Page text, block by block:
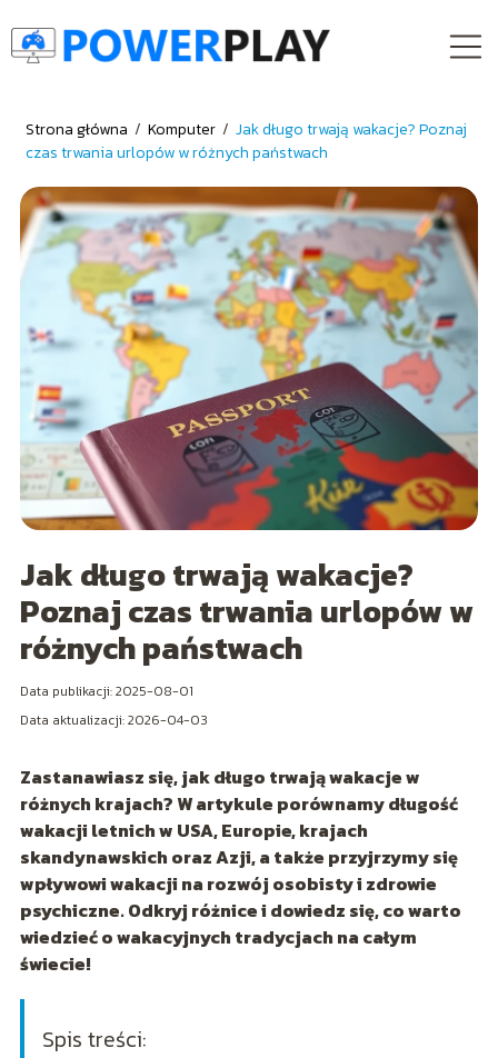
Strona główna / Komputer / Jak długo trwają wakacje? Poznaj
czas trwania urlopów w różnych państwach
Jak długo trwają wakacje?
Poznaj czas trwania urlopów w
różnych państwach
Data publikacji: 2025-08-01
Data aktualizacji: 2026-04-03
Zastanawiasz się, jak długo trwają wakacje w
różnych krajach? W artykule porównamy długość
wakacji letnich w USA, Europie, krajach
skandynawskich oraz Azji, a także przyjrzymy się
wpływowi wakacji na rozwój osobisty i zdrowie
psychiczne. Odkryj różnice i dowiedz się, co warto
wiedzieć o wakacyjnych tradycjach na całym
świecie!
Spis treści: